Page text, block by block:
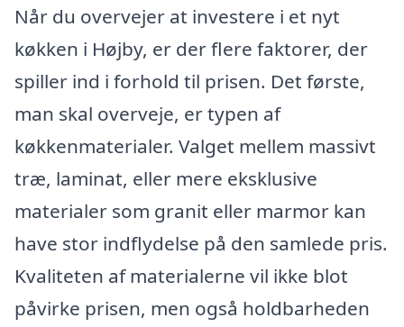
Når du overvejer at investere i et nyt
køkken i Højby, er der flere faktorer, der
spiller ind i forhold til prisen. Det første,
man skal overveje, er typen af
køkkenmaterialer. Valget mellem massivt
træ, laminat, eller mere eksklusive
materialer som granit eller marmor kan
have stor indflydelse på den samlede pris.
Kvaliteten af materialerne vil ikke blot
påvirke prisen, men også holdbarheden